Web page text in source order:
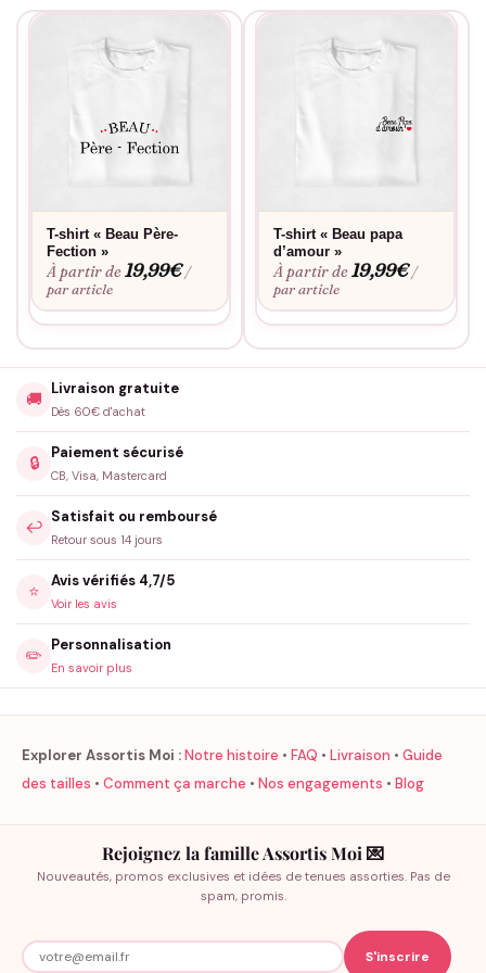
T-shirt « Beau Père-
Fection »
À partir de19,99€ /
par article
T-shirt « Beau papa
d’amour »
À partir de19,99€ /
par article
🚚
Livraison gratuite
Dès 60€ d'achat
🔒
Paiement sécurisé
CB, Visa, Mastercard
↩️
Satisfait ou remboursé
Retour sous 14 jours
⭐
Avis vérifiés 4,7/5
Voir les avis
✏️
Personnalisation
En savoir plus
Explorer Assortis Moi :Notre histoire • FAQ • Livraison • Guide
des tailles • Comment ça marche • Nos engagements • Blog
Rejoignez la famille Assortis Moi 💌
Nouveautés, promos exclusives et idées de tenues assorties. Pas de
spam, promis.